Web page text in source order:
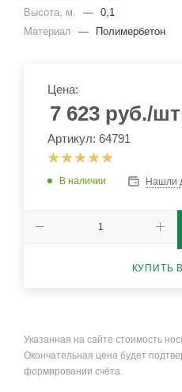
Высота, м.
— 0,1
Материал
— Полимербетон
Цена:
7 623 руб./шт
Артикул: 64791
В наличии Нашли
КУПИТЬ
Указанная на сайте стоимость
Окончательная цена будет
формировании счёта.